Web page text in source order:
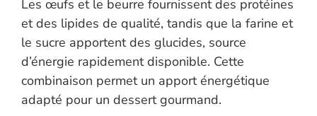
Les œufs et le beurre fournissent des protéines
et des lipides de qualité, tandis que la farine et
le sucre apportent des glucides, source
d’énergie rapidement disponible. Cette
combinaison permet un apport énergétique
adapté pour un dessert gourmand.